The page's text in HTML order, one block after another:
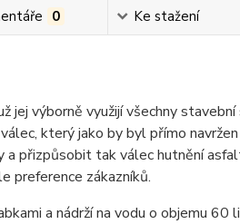
0 Ke stažení
jej výborně využijí všechny
který jako by byl přímo
přizpůsobit tak válec hutnění
preference zákazníků.
a nádrží na vodu o objemu